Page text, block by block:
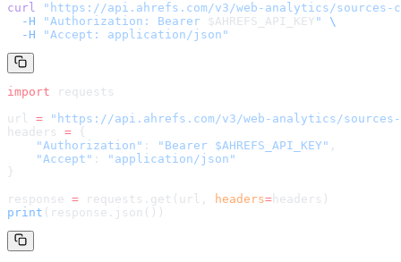
curl " https://api.ahrefs.com/v3/web-analytics/sources-
  -H
"Authorization: Bearer $AHREFS_API_KEY "
\
  -H
"Accept: application/json"
import requests
url = " https://api.ahrefs.com/v3/web-analytics/
headers = {
    "Authorization"
: "Bearer $AHREFS_API_KEY" ,
    "Accept"
:
"application/json"
}
response = requests.get(url, headers= headers )
print (response.json())